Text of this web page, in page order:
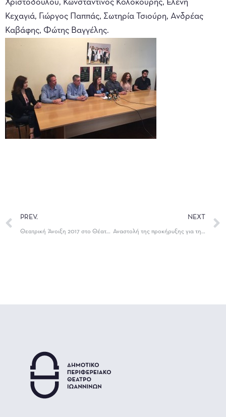
Χριστοδούλου, Κωνσταντίνος Κολοκούρης, Ελένη
Κεχαγιά, Γιώργος Παππάς, Σωτηρία Τσιούρη, Ανδρέας
Καβάφης, Φώτης Βαγγέλης.
PREV.
Θεατρική Άνοιξη 2017 στο Θέατρο «Καμπέρειο»
NEXT
Αναστολή της προκήρυξης για τη θέση του καλλιτεχνικού διευθυντή